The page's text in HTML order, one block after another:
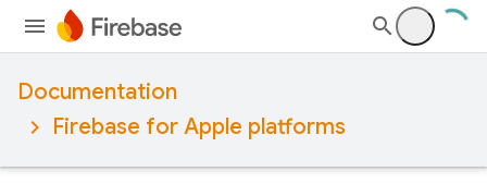
Documentation
Firebase for Apple platforms